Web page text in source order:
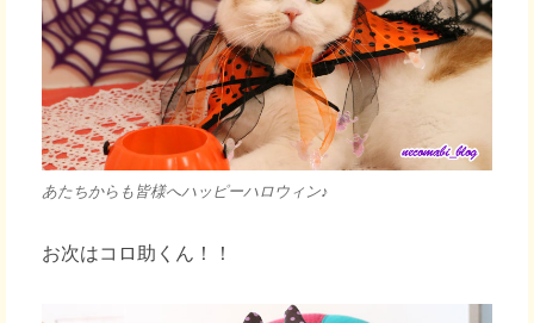
あたちからも皆様へハッピーハロウィン♪
お次はコロ助くん！！